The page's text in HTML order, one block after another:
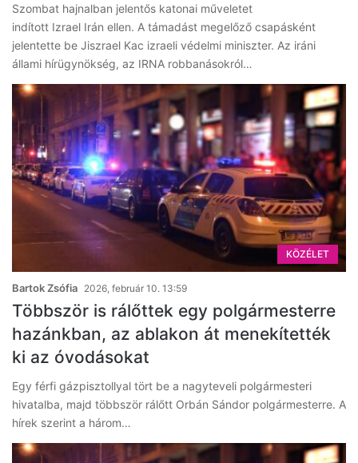
Szombat hajnalban jelentős katonai műveletet
indított Izrael Irán ellen. A támadást megelőző csapásként
jelentette be Jiszrael Kac izraeli védelmi miniszter. Az iráni
állami hírügynökség, az IRNA robbanásokról…
KÖZÉLET
Bartok Zsófia 2026, február 10. 13:59
Többször is rálőttek egy polgármesterre
hazánkban, az ablakon át menekítették
ki az óvodásokat
Egy férfi gázpisztollyal tört be a nagyteveli polgármesteri
hivatalba, majd többször rálőtt Orbán Sándor polgármesterre. A
hírek szerint a három…